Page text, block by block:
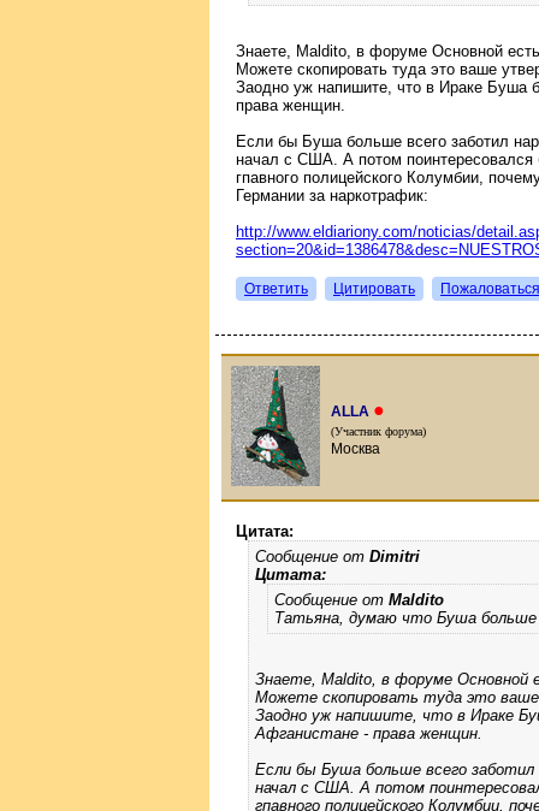
Знаете, Maldito, в форуме Основной
Можете скопировать туда это ваше
Заодно уж напишите, что в Ираке Буша
права женщин.
Если бы Буша больше всего заботил
начал с США. А потом
гпавного полицейского Колумбии,
Германии за наркотрафик:
http://www.eldiariony.com/noticias/
Ответить Цитировать Пожаловаться
ALLA ●
(Участник форума)
Москва
Цитата:
Сообщение от Dimitri
Цитата:
Сообщение от Maldito
Татьяна, думаю что Буша
Знаете, Maldito, в форуме
Можете скопировать туда это
Заодно уж напишите, что в Ираке
Афганистане - права женщин.
Если бы Буша больше всего
начал с США. А потом
гпавного полицейского Колумбии,